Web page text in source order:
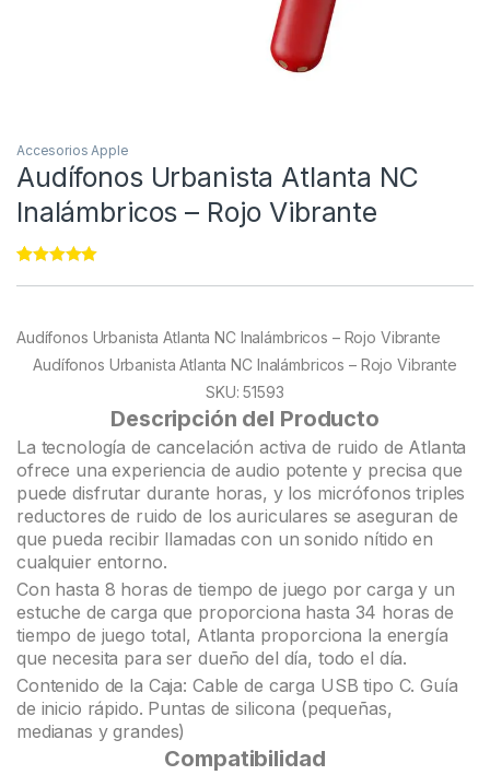
Accesorios Apple
Audífonos Urbanista Atlanta NC
Inalámbricos – Rojo Vibrante
ratings
Audífonos Urbanista Atlanta NC Inalámbricos – Rojo Vibrante
Audífonos Urbanista Atlanta NC Inalámbricos – Rojo Vibrante
SKU: 51593
Descripción del Producto
La tecnología de cancelación activa de ruido de Atlanta
ofrece una experiencia de audio potente y precisa que
puede disfrutar durante horas, y los micrófonos triples
reductores de ruido de los auriculares se aseguran de
que pueda recibir llamadas con un sonido nítido en
cualquier entorno.
Con hasta 8 horas de tiempo de juego por carga y un
estuche de carga que proporciona hasta 34 horas de
tiempo de juego total, Atlanta proporciona la energía
que necesita para ser dueño del día, todo el día.
Contenido de la Caja: Cable de carga USB tipo C. Guía
de inicio rápido. Puntas de silicona (pequeñas,
medianas y grandes)
Compatibilidad